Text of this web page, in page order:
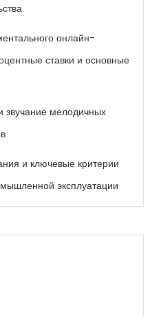
онлайн-
ставки и основные
звучание мелодичных
и ключевые критерии
эксплуатации